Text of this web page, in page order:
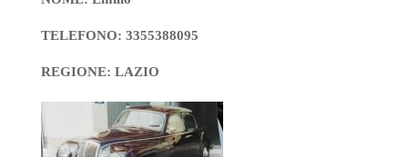
TELEFONO: 3355388095
REGIONE: LAZIO